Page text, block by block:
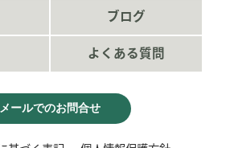
ブログ
よくある質問
メールでのお問合せ